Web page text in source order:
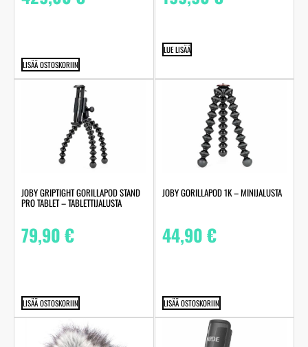
LISÄÄ OSTOSKORIIN
LUE LISÄÄ
JOBY GRIPTIGHT GORILLAPOD STAND
PRO TABLET – TABLETTIJALUSTA
79,90€
LISÄÄ OSTOSKORIIN
JOBY GORILLAPOD 1K – MINIJALUSTA
44,90€
LISÄÄ OSTOSKORIIN